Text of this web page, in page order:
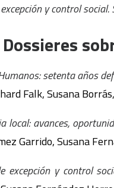
y control social.
setenta años
Falk, Susana
local: avances,
Garrido, Susana
excepción y control